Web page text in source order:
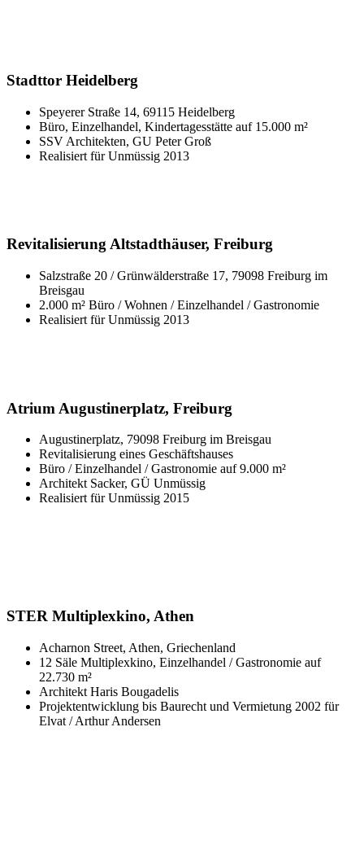
Stadttor Heidelberg
Speyerer Straße 14, 69115 Heidelberg
Büro, Einzelhandel, Kindertagesstätte auf 15.000 m²
SSV Architekten, GU Peter Groß
Realisiert für Unmüssig 2013
Revitalisierung Altstadthäuser, Freiburg
Salzstraße 20 / Grünwälderstraße 17, 79098 Freiburg im
Breisgau
2.000 m² Büro / Wohnen / Einzelhandel / Gastronomie
Realisiert für Unmüssig 2013
Atrium Augustinerplatz, Freiburg
Augustinerplatz, 79098 Freiburg im Breisgau
Revitalisierung eines Geschäftshauses
Büro / Einzelhandel / Gastronomie auf 9.000 m²
Architekt Sacker, GÜ Unmüssig
Realisiert für Unmüssig 2015
STER Multiplexkino, Athen
Acharnon Street, Athen, Griechenland
12 Säle Multiplexkino, Einzelhandel / Gastronomie auf
22.730 m²
Architekt Haris Bougadelis
Projektentwicklung bis Baurecht und Vermietung 2002 für
Elvat / Arthur Andersen